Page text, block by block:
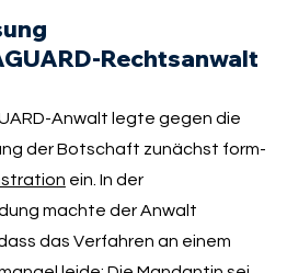
Rechtsanwalt
Anwalt legte gegen die
der Botschaft zunächst form-
ein. In der
machte der Anwalt
das Verfahren an einem